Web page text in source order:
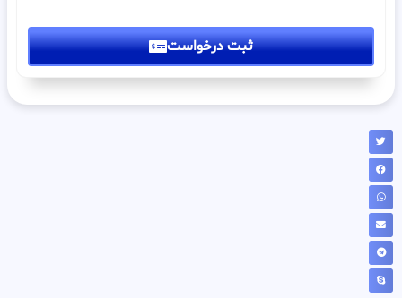
ثبت درخواست